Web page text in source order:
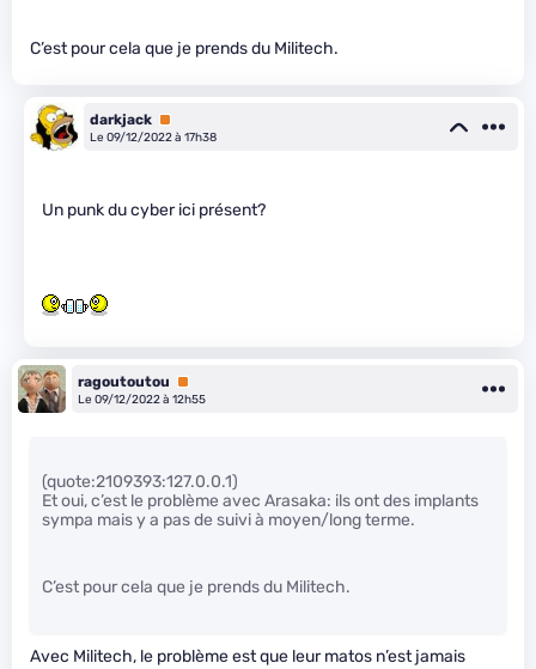
C’est pour cela que je prends du Militech.
darkjack Premium
Le 09/12/2022 à 17h38
Un punk du cyber ici présent?
ragoutoutou
Premium
Le 09/12/2022 à 12h55
(quote:2109393:127.0.0.1)
Et oui, c’est le problème avec Arasaka: ils ont des implants
sympa mais y a pas de suivi à moyen/long terme.
C’est pour cela que je prends du Militech.
Avec Militech, le problème est que leur matos n’est jamais